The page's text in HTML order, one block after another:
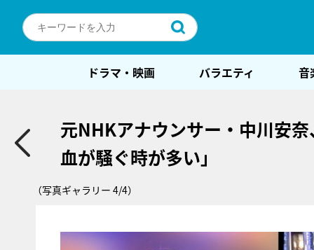
ドラマ・映画 バラエティ 音
元NHKアナウンサー・中川安
血が騒ぐ時が多い」
（写真ギャラリー 4/4）